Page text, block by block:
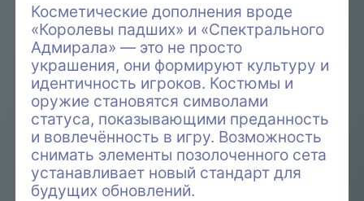
Косметические дополнения вроде
«Королевы падших» и «Спектрального
Адмирала» — это не просто
украшения, они формируют культуру и
идентичность игроков. Костюмы и
оружие становятся символами
статуса, показывающими преданность
и вовлечённость в игру. Возможность
снимать элементы позолоченного сета
устанавливает новый стандарт для
будущих обновлений.